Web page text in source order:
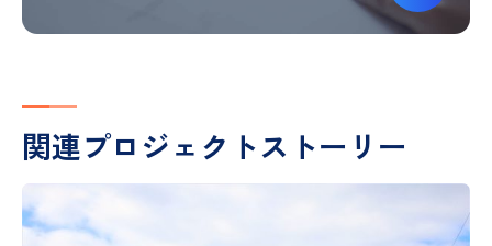
関連プロジェクトストーリー